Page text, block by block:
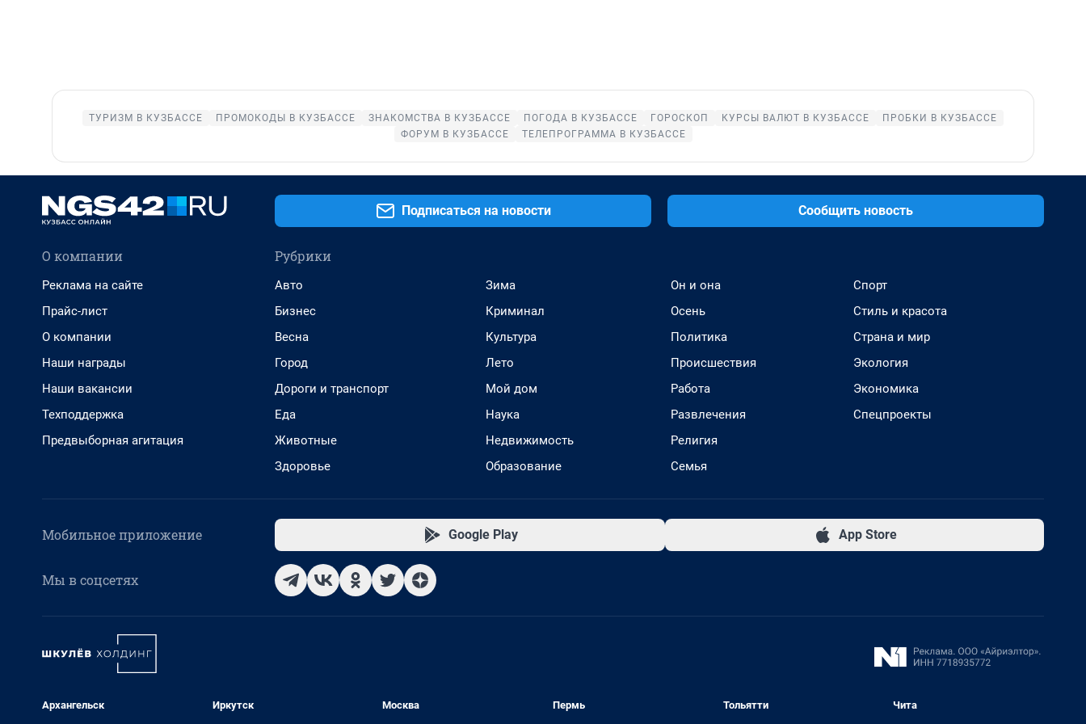
ТУРИЗМ В КУЗБАССЕ ПРОМОКОДЫ В КУЗБАССЕ ЗНАКОМСТВА В КУЗБАССЕ ПОГОДА В КУЗБАССЕ ГОРОСКОП КУРСЫ ВАЛЮТ В КУЗБАССЕ
ПРОБКИ В КУЗБАССЕ
ФОРУМ В КУЗБАССЕ
ТЕЛЕПРОГРАММА В КУЗБАССЕ
Подписаться на новости Сообщить новость
О компании
Реклама на сайте
Прайс-лист
О компании
Наши награды
Наши вакансии
Техподдержка
Предвыборная агитация
Рубрики
Авто
Бизнес
Весна
Город
Дороги и транспорт
Еда
Животные
Здоровье
Зима
Криминал
Культура
Лето
Мой дом
Наука
Недвижимость
Образование
Он и она
Осень
Политика
Происшествия
Работа
Развлечения
Религия
Семья
Спорт
Стиль и красота
Страна и мир
Экология
Экономика
Спецпроекты
Мобильное приложение Google Play App Store
Мы в соцсетях
Архангельск
Иркутск
Москва
Пермь
Тольятти
Чита